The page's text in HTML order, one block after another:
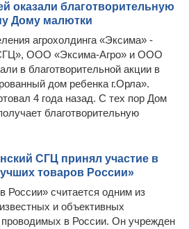
оказали благотворительную
Дому малютки
агрохолдинга «Эксима» -
ООО «Эксима-Агро» и ООО
в благотворительной акции в
дом ребенка г.Орла».
4 года назад. С тех пор Дом
благотворительную
СГЦ принял участие в
товаров России»
России» считается одним из
и объективных
проводимых в России. Он учрежден